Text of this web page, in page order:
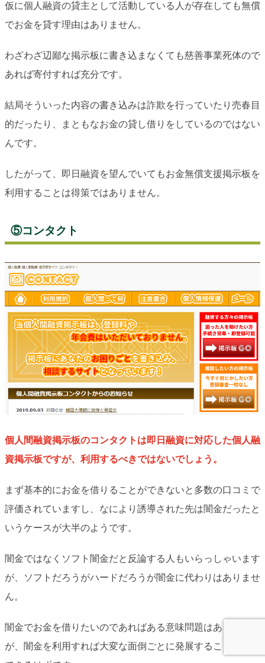
仮に個人融資の貸主として活動している人が存在しても無償
でお金を貸す理由はありません。
わざわざ辺鄙な掲示板に書き込まなくても慈善事業死体ので
あれば寄付すれば充分です。
結局そういった内容の書き込みは詐欺を行っていたり売春目
的だったり、まともなお金の貸し借りをしているのではない
んです。
したがって、即日融資を望んでいてもお金無償支援掲示板を
利用することは得策ではありません。
⑤コンタクト
個人間融資掲示板のコンタクトは即日融資に対応した個人融
資掲示板ですが、利用するべきではないでしょう。
まず基本的にお金を借りることができないと多数の口コミで
評価されていますし、なにより誘導された先は闇金だったと
いうケースが大半のようです。
闇金ではなくソフト闇金だと反論する人もいらっしゃいます
が、ソフトだろうがハードだろうが闇金に代わりはありませ
ん。
闇金でお金を借りたいのであればある意味問題はありません
が、闇金を利用すれば大変な面倒ごとに発展することは理解